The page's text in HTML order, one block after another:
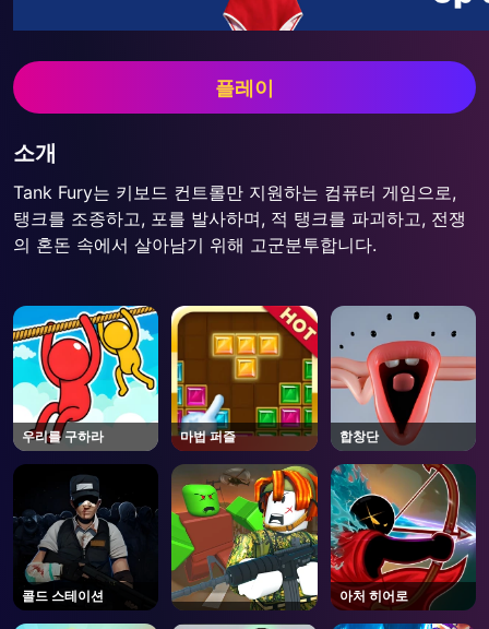
플레이
소개
Tank Fury는 키보드 컨트롤만 지원하는 컴퓨터 게임으로,
탱크를 조종하고, 포를 발사하며, 적 탱크를 파괴하고, 전쟁
의 혼돈 속에서 살아남기 위해 고군분투합니다.
우리를 구하라 마법 퍼즐 합창단
콜드 스테이션 아처 히어로